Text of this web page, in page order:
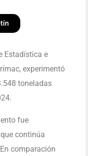
Estadística e
experimentó
toneladas
fue
continúa
comparación